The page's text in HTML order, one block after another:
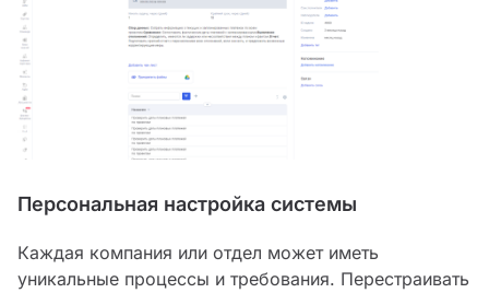
Персональная настройка системы
Каждая компания или отдел может иметь
уникальные процессы и требования. Перестраивать